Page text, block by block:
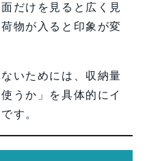
だけを見ると広く見
物が入ると印象が変
いためには、収納量
うか」を具体的にイ
す。